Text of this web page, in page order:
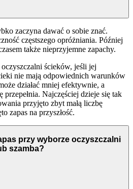
zaczyna dawać o sobie znać.
częstszego opróżniania. Później
także nieprzyjemne zapachy.
ścieków, jeśli jej
nie mają odpowiednich warunków
działać mniej efektywnie, a
przepełnia. Najczęściej dzieje się tak
przyjęto zbyt małą liczbę
zapas na przyszłość.
przy wyborze oczyszczalni
szamba?